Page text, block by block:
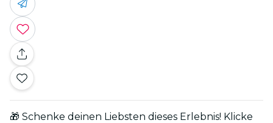
🎁 Schenke deinen Liebsten dieses Erlebnis! Klicke